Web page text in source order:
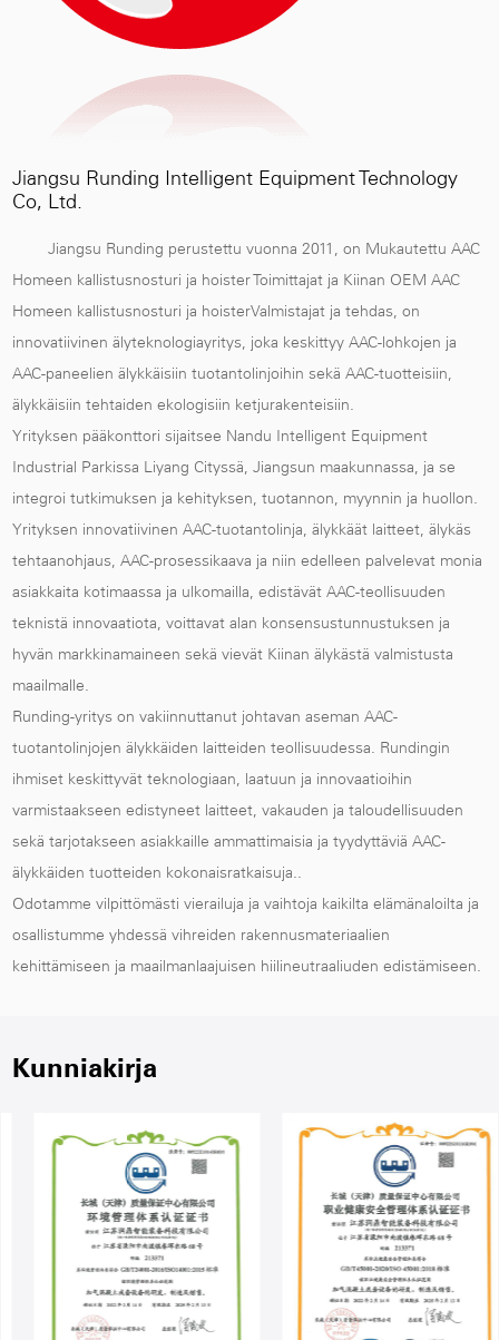
Jiangsu Runding Intelligent Equipment Technology
Co, Ltd.
Jiangsu Runding perustettu vuonna 2011, on Mukautettu AAC
Homeen kallistusnosturi ja hoister Toimittajat ja Kiinan OEM AAC
Homeen kallistusnosturi ja hoisterValmistajat ja tehdas, on
innovatiivinen älyteknologiayritys, joka keskittyy AAC-lohkojen ja
AAC-paneelien älykkäisiin tuotantolinjoihin sekä AAC-tuotteisiin,
älykkäisiin tehtaiden ekologisiin ketjurakenteisiin.
Yrityksen pääkonttori sijaitsee Nandu Intelligent Equipment
Industrial Parkissa Liyang Cityssä, Jiangsun maakunnassa, ja se
integroi tutkimuksen ja kehityksen, tuotannon, myynnin ja huollon.
Yrityksen innovatiivinen AAC-tuotantolinja, älykkäät laitteet, älykäs
tehtaanohjaus, AAC-prosessikaava ja niin edelleen palvelevat monia
asiakkaita kotimaassa ja ulkomailla, edistävät AAC-teollisuuden
teknistä innovaatiota, voittavat alan konsensustunnustuksen ja
hyvän markkinamaineen sekä vievät Kiinan älykästä valmistusta
maailmalle.
Runding-yritys on vakiinnuttanut johtavan aseman AAC-
tuotantolinjojen älykkäiden laitteiden teollisuudessa. Rundingin
ihmiset keskittyvät teknologiaan, laatuun ja innovaatioihin
varmistaakseen edistyneet laitteet, vakauden ja taloudellisuuden
sekä tarjotakseen asiakkaille ammattimaisia ja tyydyttäviä AAC-
älykkäiden tuotteiden kokonaisratkaisuja..
Odotamme vilpittömästi vierailuja ja vaihtoja kaikilta elämänaloilta ja
osallistumme yhdessä vihreiden rakennusmateriaalien
kehittämiseen ja maailmanlaajuisen hiilineutraaliuden edistämiseen.
Kunniakirja